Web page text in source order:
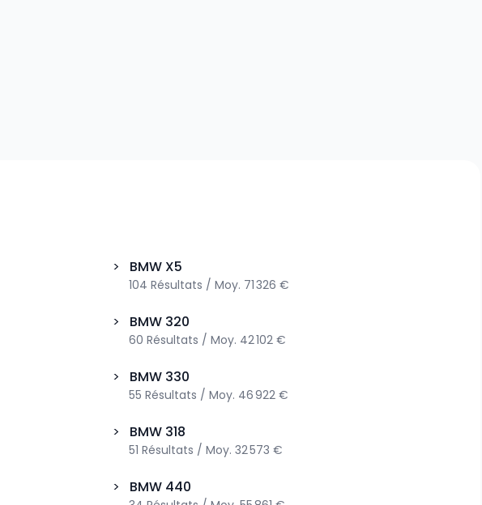
> BMW X5
104 Résultats / Moy. 71 326 €
> BMW 320
60 Résultats / Moy. 42 102 €
> BMW 330
55 Résultats / Moy. 46 922 €
> BMW 318
51 Résultats / Moy. 32 573 €
> BMW 440